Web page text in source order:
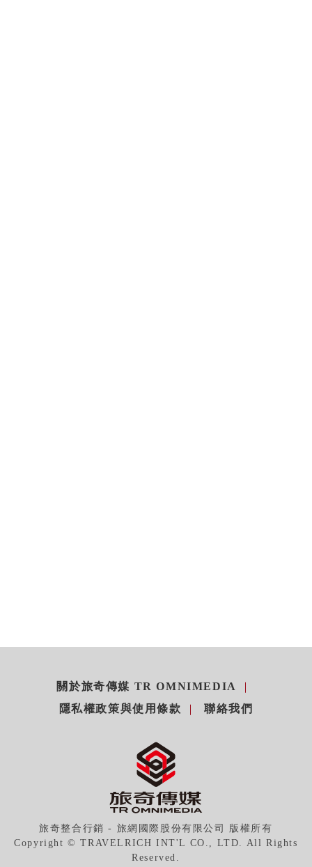
關於旅奇傳媒 TR OMNIMEDIA
隱私權政策與使用條款
聯絡我們
旅奇整合行銷 - 旅網國際股份有限公司 版權所有
Copyright © TRAVELRICH INT'L CO., LTD. All Rights
Reserved.